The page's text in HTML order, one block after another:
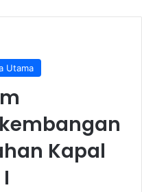
Utama
Kapal